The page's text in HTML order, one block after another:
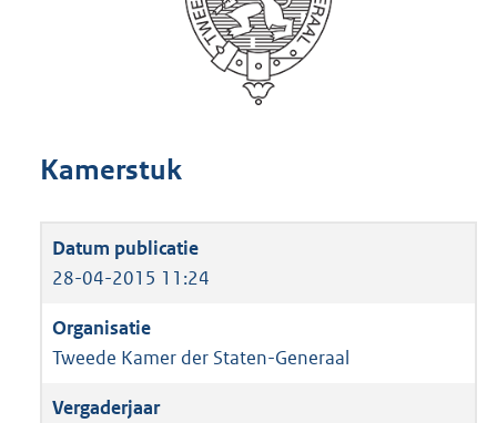
Kamerstuk
28-04-2015 11:24
Tweede Kamer der Staten-Generaal